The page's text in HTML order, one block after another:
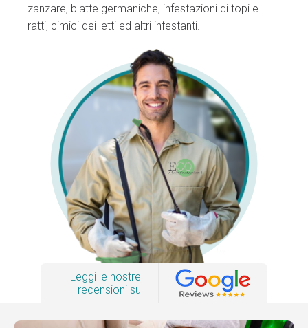
zanzare, blatte germaniche, infestazioni di topi e
ratti, cimici dei letti ed altri infestanti.
Leggi le nostre
recensioni su